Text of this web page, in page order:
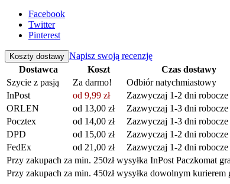
Facebook
Twitter
Pinterest
Koszty dostawy Napisz swoją recenzję
Dostawca
Koszt
Czas dostawy
Szycie z pasją
Za darmo!
Odbiór natychmiastowy
InPost
od 9,99 zł
Zazwyczaj 1-2 dni robocze
ORLEN
od 13,00 zł
Zazwyczaj 1-3 dni robocze
Pocztex
od 14,00 zł
Zazwyczaj 1-3 dni robocze
DPD
od 15,00 zł
Zazwyczaj 1-2 dni robocze
FedEx
od 21,00 zł
Zazwyczaj 1-2 dni robocze
Przy zakupach za min. 250zł wysyłka InPost Paczkomat
Przy zakupach za min. 450zł wysyłka dowolnym kurierem